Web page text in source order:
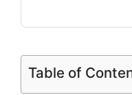
Table of